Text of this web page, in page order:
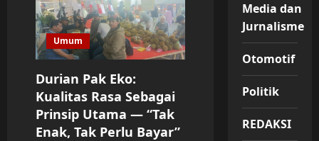
Umum
Durian Pak Eko:
Kualitas Rasa Sebagai
Prinsip Utama — “Tak
Enak, Tak Perlu Bayar”
Media dan
Jurnalisme
Otomotif
Politik
REDAKSI